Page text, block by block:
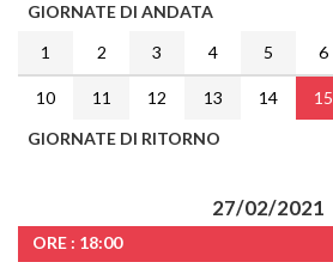
GIORNATE DI ANDATA
1
2 3 4 5 6
10 11 12 13 14 15
GIORNATE DI RITORNO
27/02/2021
ORE : 18:00